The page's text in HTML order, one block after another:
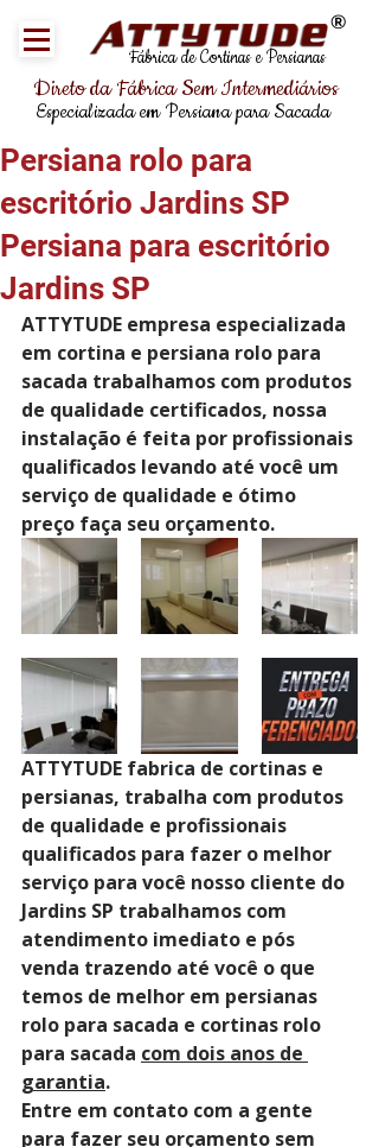
Fábrica de Cortinas e Persianas
®
Direto da Fábrica Sem Intermediários
Especializada em Persiana para Sacada
Persiana rolo para
escritório Jardins SP
Persiana para escritório
Jardins SP
ATTYTUDE empresa especializada
em cortina e persiana rolo para
sacada trabalhamos com produtos
de qualidade certificados, nossa
instalação é feita por profissionais
qualificados levando até você um
serviço de qualidade e ótimo
preço faça seu orçamento.
ATTYTUDE fabrica de cortinas e
persianas, trabalha com produtos
de qualidade e profissionais
qualificados para fazer o melhor
serviço para você nosso cliente do
Jardins SP trabalhamos com
atendimento imediato e pós
venda trazendo até você o que
temos de melhor em persianas
rolo para sacada e cortinas rolo
para sacada com dois anos de
garantia.
Entre em contato com a gente
para fazer seu orçamento sem